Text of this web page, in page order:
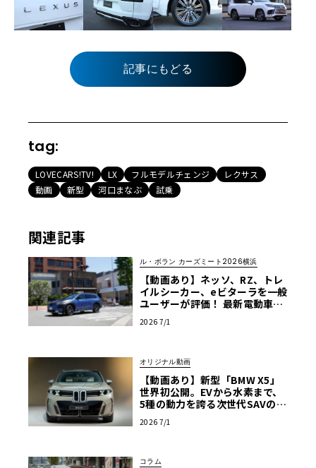
記事にもどる
tag:
LOVECARS!TV! LX フルモデルチェンジ
レクサス
動画
新型 河口まなぶ 試乗
関連記事
ル・ボラン カーズミート2026横浜
【動画あり】ネッソ、RZ、トレ
イルシーカー、eビターラを一般
ユーザーが評価！ 最新電動車体
ーズミート2026横浜】
2026 7/1
オリジナル動画
【動画あり】新型「BMW X5」
世界初公開。EVから水素まで、
5種の動力を誇る次世代SAVの実
2026 7/1
コラム